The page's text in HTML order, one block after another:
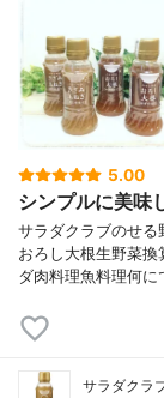
5.00
シンプルに美味
サラダクラブのせる
おろし大根生野菜換
ダ肉料理魚料理何
サラダクラ